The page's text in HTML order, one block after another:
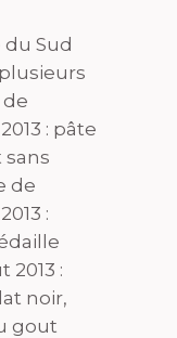
Sud
: pâte
sans
de
:
:
noir,
gout